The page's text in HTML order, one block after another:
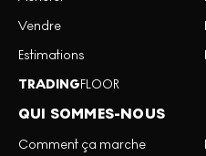
Vendre
Estimations
TRADINGFLOOR
QUI SOMMES-NOUS
Comment ça marche